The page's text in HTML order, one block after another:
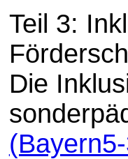
Teil 3:
Die